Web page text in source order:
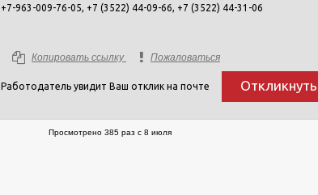
+7-963-009-76-05, +7 (3522) 44-09-66, +7 (3522) 44-31-06
Копировать ссылку Пожаловаться
Работодатель увидит Ваш отклик на почте
Просмотрено 385 раз с 8 июля